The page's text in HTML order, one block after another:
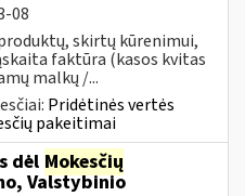
08
skirtų kūrenimui,
faktūra (kasos kvitas
malkų /...
Pridėtinės vertės
pakeitimai
dėl Mokesčių
Valstybinio